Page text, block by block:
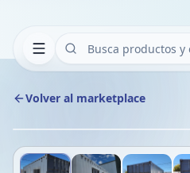
Volver al marketplace
1/4